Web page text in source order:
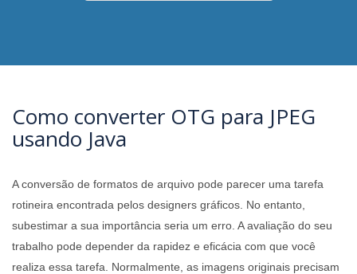
Como converter OTG para JPEG
usando Java
A conversão de formatos de arquivo pode parecer uma tarefa
rotineira encontrada pelos designers gráficos. No entanto,
subestimar a sua importância seria um erro. A avaliação do seu
trabalho pode depender da rapidez e eficácia com que você
realiza essa tarefa. Normalmente, as imagens originais precisam